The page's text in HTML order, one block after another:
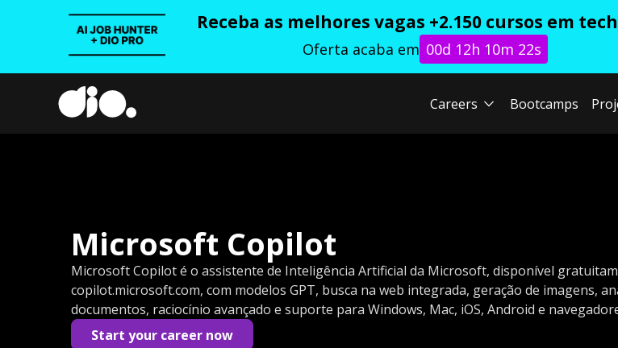
Receba as melhores vagas +2.150 cursos em
Oferta acaba em 00d 12h 10m 21s
Careers Bootcamps
Microsoft Copilot
Microsoft Copilot é o assistente de Inteligência Artificial da Microsoft, disponível
copilot.microsoft.com, com modelos GPT, busca na web integrada, geração de imagens,
documentos, raciocínio avançado e suporte para Windows, Mac, iOS, Android e
Start your career now